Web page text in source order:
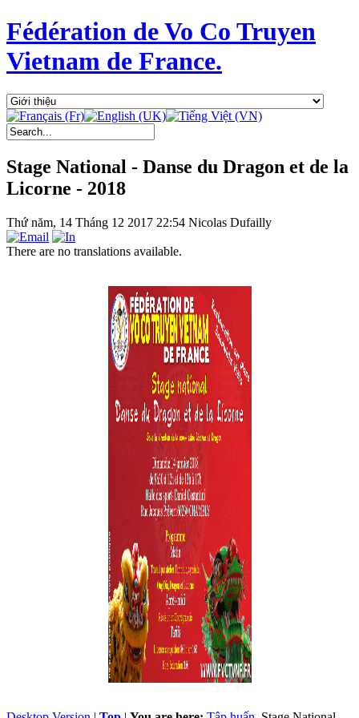
Fédération de Vo Co Truyen
Vietnam de France.
Stage National - Danse du Dragon et de la
Licorne - 2018
Thứ năm, 14 Tháng 12 2017 22:54 Nicolas Dufailly
There are no translations available.